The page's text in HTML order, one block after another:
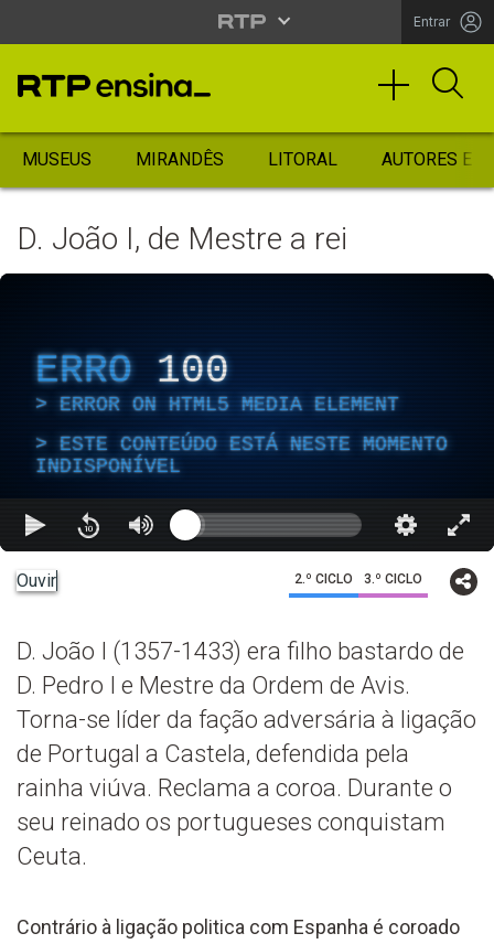
Entrar
MUSEUS MIRANDÊS LITORAL AUTORES
D. João I, de Mestre a rei
ERRO 100
ERROR ON HTML5 MEDIA ELEMENT
ESTE CONTEÚDO ESTÁ NESTE MOMENTO
INDISPONÍVEL
Ouvir 2.º CICLO 3.º CICLO
D. João I (1357-1433) era filho bastardo de
D. Pedro I e Mestre da Ordem de Avis.
Torna-se líder da fação adversária à ligação
de Portugal a Castela, defendida pela
rainha viúva. Reclama a coroa. Durante o
seu reinado os portugueses conquistam
Ceuta.
Contrário à ligação politica com Espanha é coroado